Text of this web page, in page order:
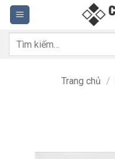
Bỏ
qua
nội
dung
Tìm
Trang chủ /